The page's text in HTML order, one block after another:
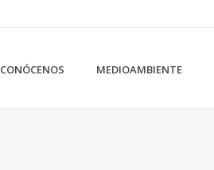
CONÓCENOS MEDIOAMBIENTE